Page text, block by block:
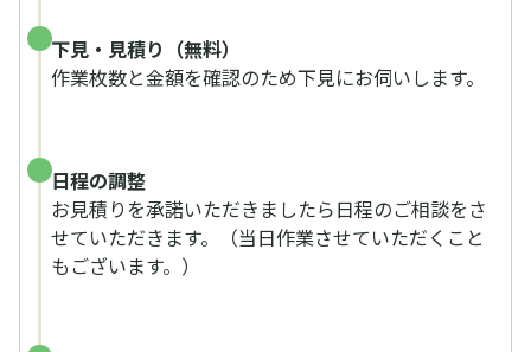
下見・見積り（無料）
作業枚数と金額を確認のため下見にお伺いします。
日程の調整
お見積りを承諾いただきましたら日程のご相談をさ
せていただきます。（当日作業させていただくこと
もございます。）